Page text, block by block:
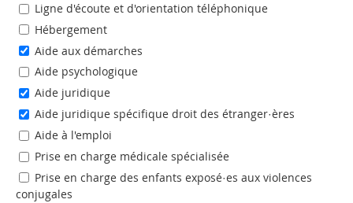
Ligne d'écoute et d'orientation téléphonique
Hébergement
Aide aux démarches
Aide psychologique
Aide juridique
Aide juridique spécifique droit des étranger·ères
Aide à l'emploi
Prise en charge médicale spécialisée
Prise en charge des enfants exposé·es aux violences
conjugales